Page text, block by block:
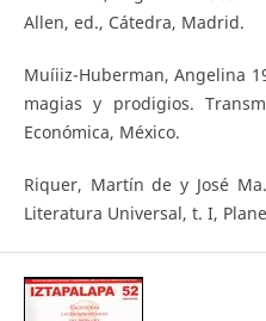
Allen, ed., Cátedra, Madrid.
Muíiiz-Huberman, Angelina
magias y prodigios.
Económica, México.
Riquer, Martín de y José
Literatura Universal, t. I,